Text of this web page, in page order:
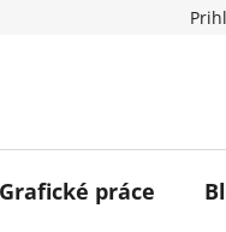
Grafické práce